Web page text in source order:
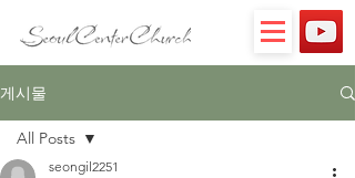
게시물
All Posts
seongil2251